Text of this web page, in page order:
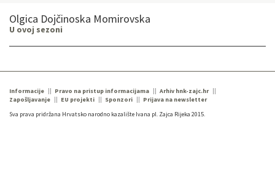
Olgica Dojčinoska Momirovska
U ovoj sezoni
Informacije Pravo na pristup informacijama
Arhiv hnk-zajc.hr
Zapošljavanje
EU projekti Sponzori
Prijava na newsletter
Sva prava pridržana Hrvatsko narodno kazalište Ivana pl. Zajca Rijeka 2015.